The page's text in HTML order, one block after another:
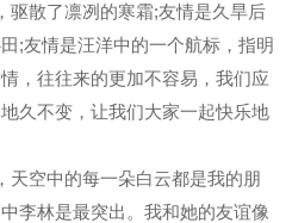
驱散了凛冽的寒霜;友情是久旱后
;友情是汪洋中的一个航标，指明
，往往来的更加不容易，我们应
久不变，让我们大家一起快乐地
天空中的每一朵白云都是我的朋
李林是最突出。我和她的友谊像